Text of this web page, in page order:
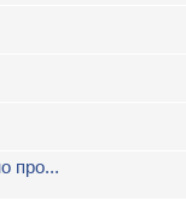
про...